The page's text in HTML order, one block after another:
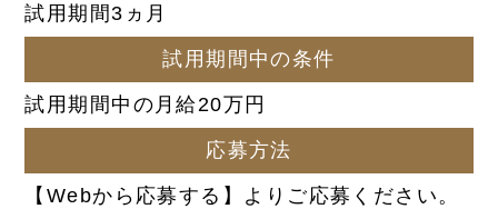
試用期間3ヵ月
試用期間中の条件
試用期間中の月給20万円
応募方法
【Webから応募する】よりご応募ください。